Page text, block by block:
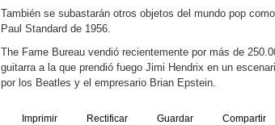
También se subastarán otros objetos del mundo pop
Paul Standard de 1956.
The Fame Bureau vendió recientemente por más de
guitarra a la que prendió fuego Jimi Hendrix en un
por los Beatles y el empresario Brian Epstein.
Imprimir Rectificar Guardar Compartir